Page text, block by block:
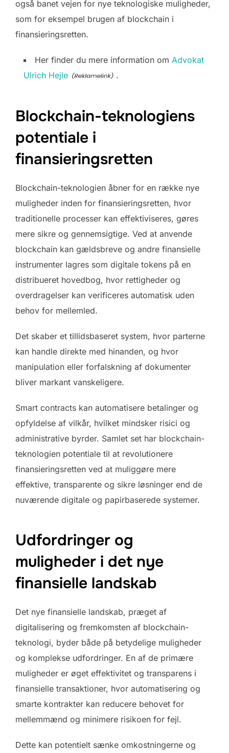
også banet vejen for nye teknologiske muligheder,
som for eksempel brugen af blockchain i
finansieringsretten.
Her finder du mere information om Advokat
Ulrich Hejle
.
Blockchain-teknologiens
potentiale i
finansieringsretten
Blockchain-teknologien åbner for en række nye
muligheder inden for finansieringsretten, hvor
traditionelle processer kan effektiviseres, gøres
mere sikre og gennemsigtige. Ved at anvende
blockchain kan gældsbreve og andre finansielle
instrumenter lagres som digitale tokens på en
distribueret hovedbog, hvor rettigheder og
overdragelser kan verificeres automatisk uden
behov for mellemled.
Det skaber et tillidsbaseret system, hvor parterne
kan handle direkte med hinanden, og hvor
manipulation eller forfalskning af dokumenter
bliver markant vanskeligere.
Smart contracts kan automatisere betalinger og
opfyldelse af vilkår, hvilket mindsker risici og
administrative byrder. Samlet set har blockchain-
teknologien potentiale til at revolutionere
finansieringsretten ved at muliggøre mere
effektive, transparente og sikre løsninger end de
nuværende digitale og papirbaserede systemer.
Udfordringer og
muligheder i det nye
finansielle landskab
Det nye finansielle landskab, præget af
digitalisering og fremkomsten af blockchain-
teknologi, byder både på betydelige muligheder
og komplekse udfordringer. En af de primære
muligheder er øget effektivitet og transparens i
finansielle transaktioner, hvor automatisering og
smarte kontrakter kan reducere behovet for
mellemmænd og minimere risikoen for fejl.
Dette kan potentielt sænke omkostningerne og